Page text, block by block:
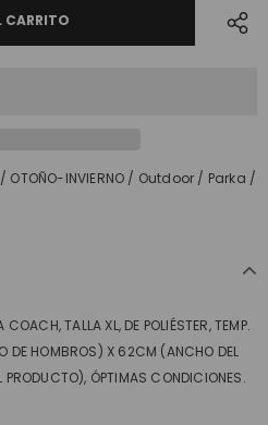
/ OTOÑO-INVIERNO / Outdoor / Parka /
TALLA XL, DE POLIÉSTER, TEMP.
DE HOMBROS) X 62CM (ANCHO DEL
ÓPTIMAS CONDICIONES.